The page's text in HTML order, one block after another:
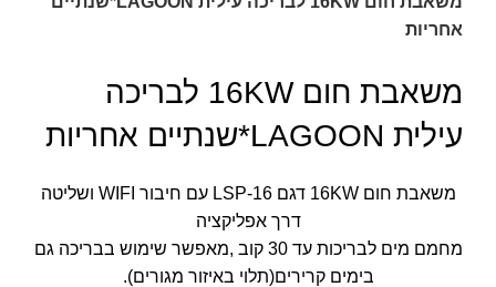
אחריות
משאבת חום 16KW לבריכה
עילית LAGOON*שנתיים אחריות
משאבת חום 16KW דגם LSP-16 עם חיבור WIFI ושליטה
דרך אפליקציה
מחמם מים לבריכות עד 30 קוב ,מאפשר שימוש בבריכה גם
בימים קרירים(תלוי באיזור מגורים).